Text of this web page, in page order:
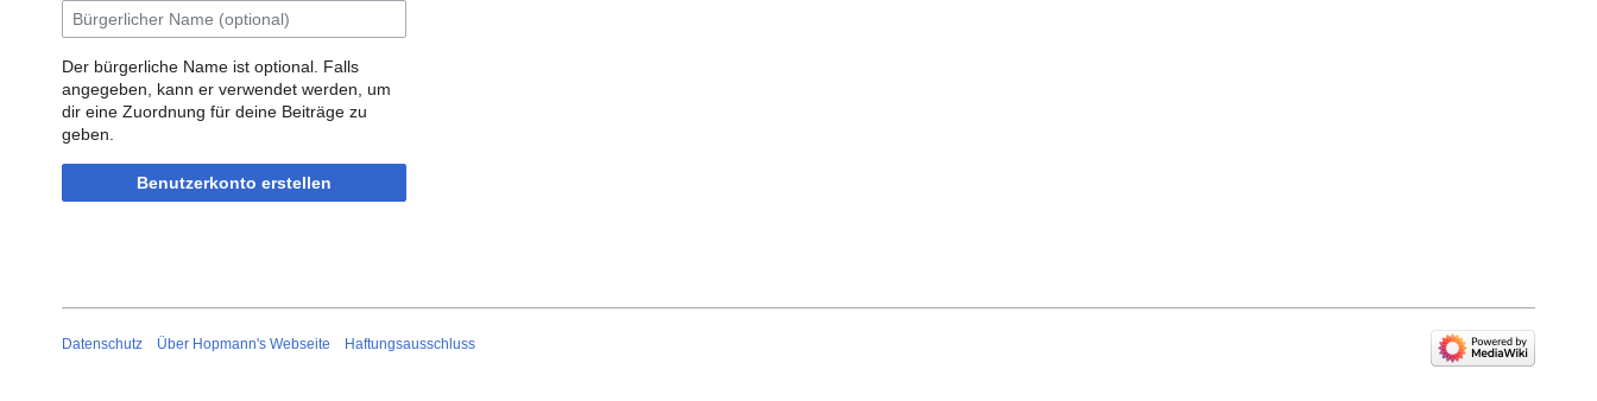
Der bürgerliche Name ist optional. Falls
angegeben, kann er verwendet werden, um
dir eine Zuordnung für deine Beiträge zu
geben.
Benutzerkonto erstellen
Datenschutz Über Hopmann's Webseite Haftungsausschluss